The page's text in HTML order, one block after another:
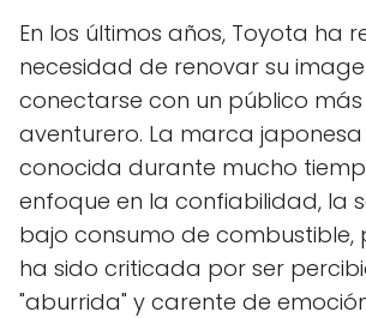
En los últimos años, Toyota ha
necesidad de renovar su
conectarse con un público más
aventurero. La marca
conocida durante mucho
enfoque en la confiabilidad, la
bajo consumo de combustible,
ha sido criticada por ser
"aburrida" y carente de